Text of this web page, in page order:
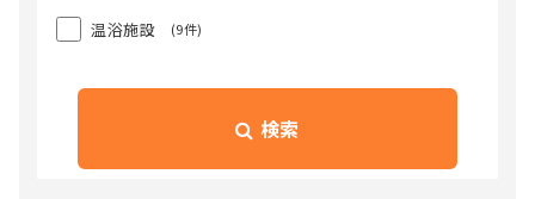
温浴施設 (9件)
検索